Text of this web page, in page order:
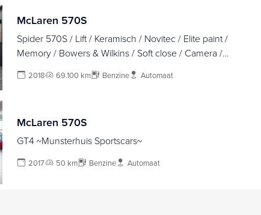
McLaren 570S
Spider 570S / Lift / Keramisch / Novitec / Elite paint /
Memory / Bowers & Wilkins / Soft close / Camera /
2018 69.100 km Benzine Automaat
McLaren 570S
GT4 ~Munsterhuis Sportscars~
2017 50 km Benzine Automaat